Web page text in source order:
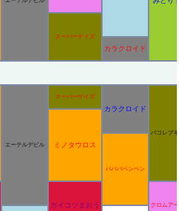
スーパーゲイズ
カラクロイド
エーテルデビル
スーパーゲイズ
カラクロイド
パコレプ
ミノタウロス
バババペンペン
ガイコツまおう クロムア